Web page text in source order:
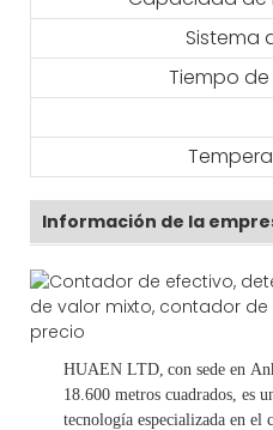
Sistema
Tiempo
Información de la
HUAEN LTD, con sede en
18.600 metros cuadrados, es
tecnología especializada en el